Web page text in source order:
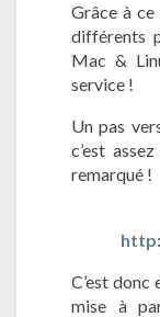
Grâce à ce
différents
Mac &
service !
Un pas
c’est
remarqué !
C’est donc
mise à